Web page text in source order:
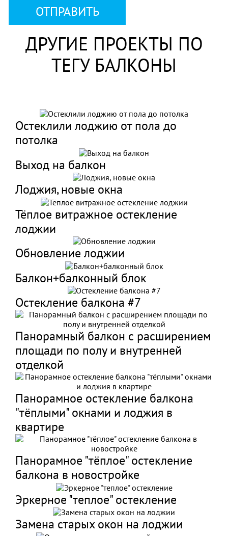
ОТПРАВИТЬ
ДРУГИЕ ПРОЕКТЫ ПО
ТЕГУ БАЛКОНЫ
Остеклили лоджию от пола до
потолка
Выход на балкон
Лоджия, новые окна
Тёплое витражное остекление
лоджии
Обновление лоджии
Балкон+балконный блок
Остекление балкона #7
Панорамный балкон с расширением
площади по полу и внутренней
отделкой
Панорамное остекление балкона
"тёплыми" окнами и лоджия в
квартире
Панорамное "тёплое" остекление
балкона в новостройке
Эркерное "теплое" остекление
Замена старых окон на лоджии